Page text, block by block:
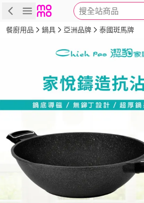
搜全站商品
商品 評價 詳情
餐廚用品 鍋具 亞洲品牌 泰國斑馬牌